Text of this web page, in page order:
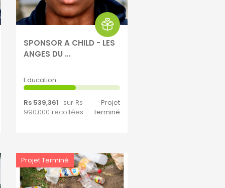
SPONSOR A CHILD - LES
ANGES DU ...
Education
Rs 539,361 sur Rs
990,000 récoltées
Projet
terminé
Projet Terminé